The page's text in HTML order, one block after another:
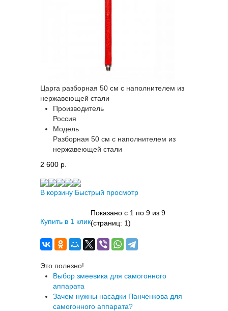
Царга разборная 50 см с наполнителем из
нержавеющей стали
Производитель
Россия
Модель
Разборная 50 см с наполнителем из
нержавеющей стали
2 600 p.
В корзину Быстрый просмотр
Купить в 1 клик
Показано с 1 по 9 из 9
(страниц: 1)
Это полезно!
Выбор змеевика для самогонного
аппарата
Зачем нужны насадки Панченкова для
самогонного аппарата?